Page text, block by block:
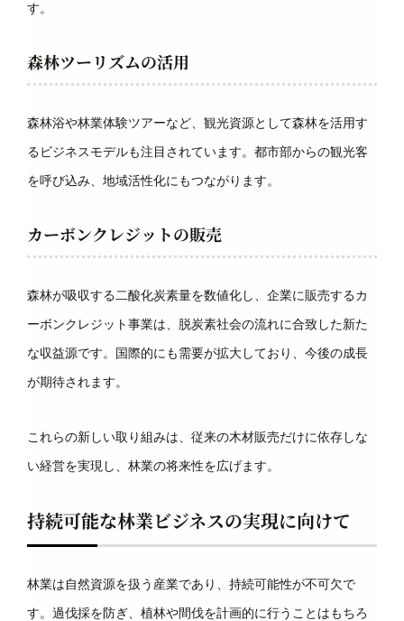
す。
森林ツーリズムの活用
森林浴や林業体験ツアーなど、観光資源として森林を活用す
るビジネスモデルも注目されています。都市部からの観光客
を呼び込み、地域活性化にもつながります。
カーボンクレジットの販売
森林が吸収する二酸化炭素量を数値化し、企業に販売するカ
ーボンクレジット事業は、脱炭素社会の流れに合致した新た
な収益源です。国際的にも需要が拡大しており、今後の成長
が期待されます。
これらの新しい取り組みは、従来の木材販売だけに依存しな
い経営を実現し、林業の将来性を広げます。
持続可能な林業ビジネスの実現に向けて
林業は自然資源を扱う産業であり、持続可能性が不可欠で
す。過伐採を防ぎ、植林や間伐を計画的に行うことはもちろ